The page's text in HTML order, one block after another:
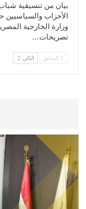
بيان من تنسيقية
الأحزاب والسياسيين
وزارة الخارجية
تصريحات…
السابق التالي